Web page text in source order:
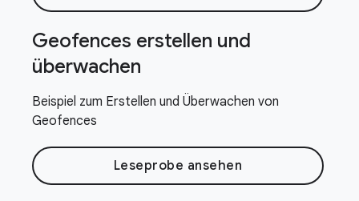
Geofences erstellen und
überwachen
Beispiel zum Erstellen und Überwachen von
Geofences
Leseprobe ansehen